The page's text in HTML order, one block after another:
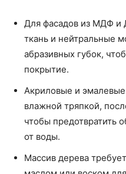
Для фасадов из МДФ и
ткань и нейтральные
абразивных губок,
покрытие.
Акриловые и
влажной тряпкой,
чтобы предотвратить
от воды.
Массив дерева